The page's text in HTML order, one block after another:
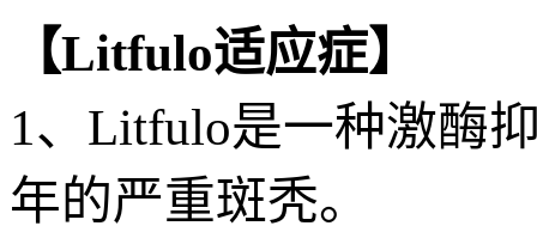
【Litfulo适应症】
1、Litfulo是一种激酶
年的严重斑秃。